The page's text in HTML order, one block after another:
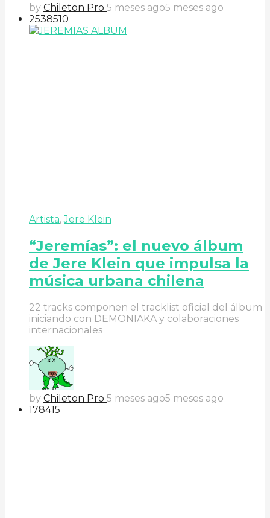
by Chileton Pro 5 meses ago5 meses ago
2538510
Artista,Jere Klein
“Jeremías”: el nuevo álbum
de Jere Klein que impulsa la
música urbana chilena
22 tracks componen el tracklist oficial del álbum
iniciando con DEMONIAKA y colaboraciones
internacionales
by Chileton Pro 5 meses ago5 meses ago
178415